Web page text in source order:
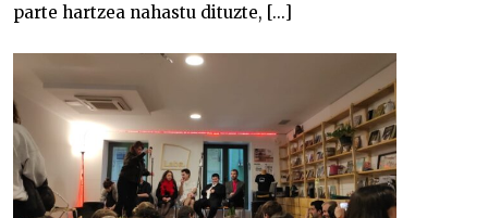
parte hartzea nahastu dituzte, [...]